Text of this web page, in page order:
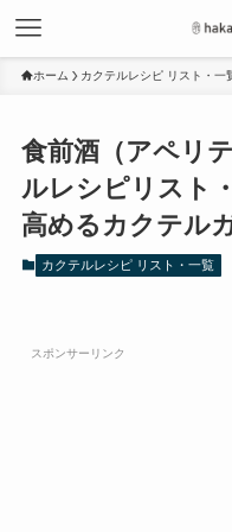
ホーム カクテルレシピ リスト・一
食前酒（アペリ
ルレシピリスト
高めるカクテル
カクテルレシピ リスト・一覧
スポンサーリンク